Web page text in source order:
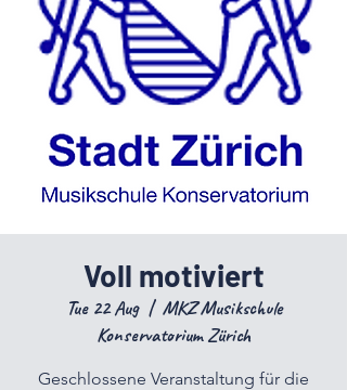
Voll motiviert
Tue 22 Aug
  |
MKZ Musikschule
Konservatorium Zürich
Geschlossene Veranstaltung für die